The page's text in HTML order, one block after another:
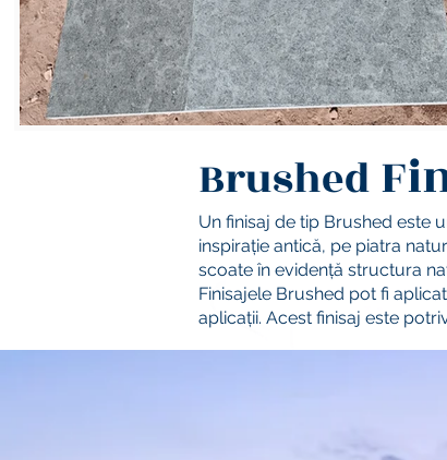
Brushed
Un finisaj de tip Brushed este
inspirație antică, pe piatra
scoate în evidență structura
Finisajele Brushed pot fi
aplicații. Acest finisaj este